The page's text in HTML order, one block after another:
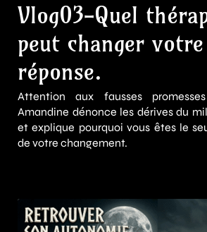
Vlog03-Quel
peut changer
réponse.
Attention aux fausses
Amandine dénonce les dérives du
et explique pourquoi vous êtes le
de votre changement.